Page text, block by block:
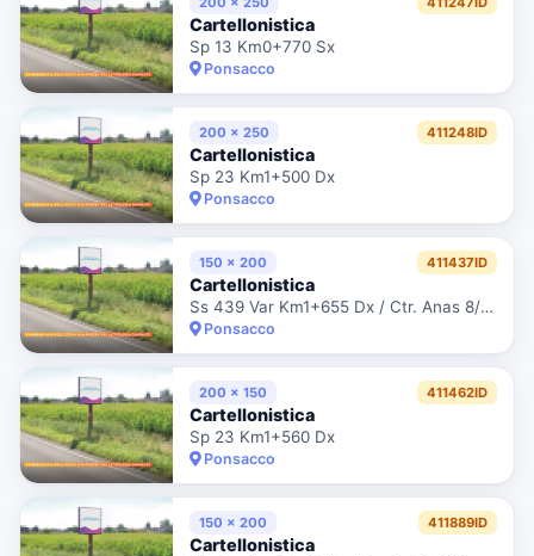
Cartellonistica
Sp 13 Km0+770 Sx
Ponsacco
200 x 250 411248ID
Cartellonistica
Sp 23 Km1+500 Dx
Ponsacco
150 x 200 411437ID
Cartellonistica
Ss 439 Var Km1+655 Dx / Ctr. Anas 8/73417
Ponsacco
200 x 150 411462ID
Cartellonistica
Sp 23 Km1+560 Dx
Ponsacco
150 x 200 411889ID
Cartellonistica